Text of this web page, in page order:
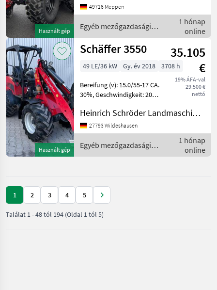
Használt gép
Common Rail Turbo
Intercooler (0040) DOC und
SCR zur Erfüllung der
49716 Meppen
Egyéb mezőgazdasági
erőgépek / Schäffer
1 hónap
online
Használt gép
Schäffer 3550
35.105
€
19% ÁFA-val
29.500 €
nettó
49 LE/36 kW Gy. év 2018 3708 h
Bereifung (v): 15.0/55-17 CA.
30%, Geschwindigkeit: 20
Antrieb ________ 3.
Steuergerät, Freier
Rücklauf,
Zentralschmierung, hydr.
Heinrich Schröder Landmaschinen KG Wildeshausen
27793 Wildeshausen
Egyéb mezőgazdasági
erőgépek / Schäffer
1 hónap
online
1 2 3 4 5
Találat 1-48tól 194 (Oldal 1 tól 5)